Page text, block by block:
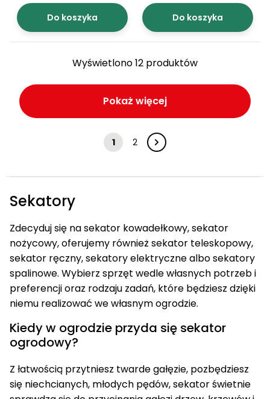
Do koszyka Do koszyka
Wyświetlono 12 produktów
Pokaż więcej
1 2
Sekatory
Zdecyduj się na sekator kowadełkowy, sekator
nożycowy, oferujemy również sekator teleskopowy,
sekator ręczny, sekatory elektryczne albo sekatory
spalinowe. Wybierz sprzęt wedle własnych potrzeb i
preferencji oraz rodzaju zadań, które będziesz dzięki
niemu realizować we własnym ogrodzie.
Kiedy w ogrodzie przyda się sekator
ogrodowy?
Z łatwością przytniesz twarde gałęzie, pozbędziesz
się niechcianych, młodych pędów, sekator świetnie